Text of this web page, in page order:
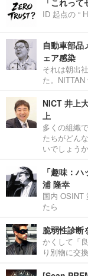
「これっ
ID 起点の “
自動車部品
ェア感染
それは朝出
た。
NICT 井上
上
多くの組織
たちがどん
いでしょう
「趣味：
浦 隆幸
国内 OSINT
たら
脆弱性診断
かくして「
り別物に交